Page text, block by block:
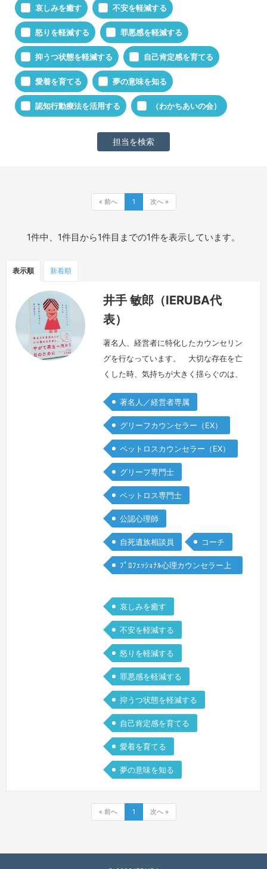
哀しみを癒す 不安を軽減する
怒りを軽減する 罪悪感を軽減する
抑うつ状態を軽減する 自己肯定感を育てる
愛着を育てる 夢の意味を知る
認知行動療法を活用する （わかちあいの会）
« 前へ 1 次へ »
1件中、1件目から1件目までの1件を表示しています。
表示順 新着順
井手 敏郎（IERUBA代
表）
著名人、経営者に特化したカウンセリン
グを行なっています。 大切な存在を亡
くした時、気持ちが大きく揺らぐのは、
ん。しかしながら、自分の役割ゆえ、弱
音が吐けず、本音が言えないということ
も少なくありません。 メディアで名前
が知られる方や企業を代表される方のお
悩みをお聴きする中で、公の場で前向き
に振る舞う前に、安全な環境でありのま
まの気持ちを表現できる機会の大切さを
感じて… 続きを見る »
著名人／経営者専属
グリーフカウンセラー（EX）
ペットロスカウンセラー（EX）
グリーフ専門士
ペットロス専門士
公認心理師
自死遺族相談員 コーチ
ﾌﾟﾛﾌｪｯｼｮﾅﾙ心理カウンセラー上
哀しみを癒す
不安を軽減する
怒りを軽減する
罪悪感を軽減する
抑うつ状態を軽減する
自己肯定感を育てる
愛着を育てる
夢の意味を知る
« 前へ 1 次へ »